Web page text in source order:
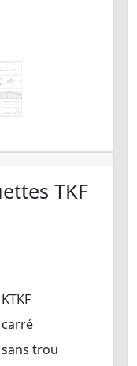
TKF
KTKF
carré
sans trou